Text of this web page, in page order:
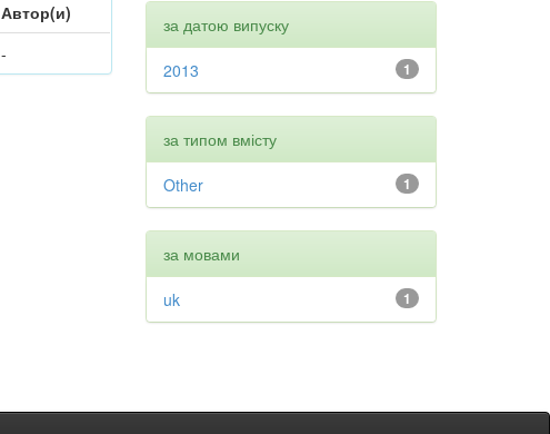
Автор(и)
-
за датою випуску
1
2013
за типом вмісту
1
Other
за мовами
1
uk